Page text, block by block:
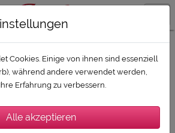
SUPER-DEALZ 2026: Beamer und TV
Cookies. Einige von ihnen sind essenziell
während andere verwendet werden,
Erfahrung zu verbessern.